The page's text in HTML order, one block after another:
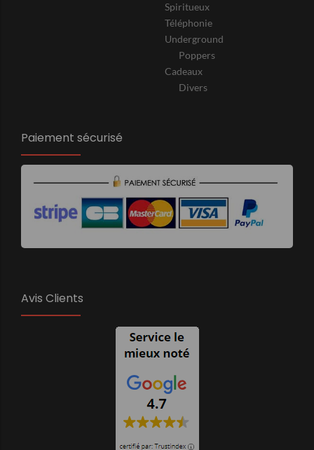
Spiritueux
Téléphonie
Underground
Poppers
Cadeaux
Divers
Paiement sécurisé
Avis Clients